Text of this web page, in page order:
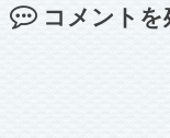
コメントを